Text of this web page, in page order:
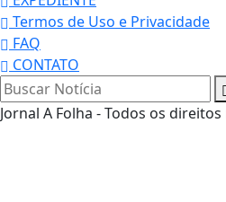
Termos de Uso e Privacidade
FAQ
CONTATO
Jornal A Folha - Todos os
Termos de Uso e
Esse site utiliza cookies para
experiência de navegação.